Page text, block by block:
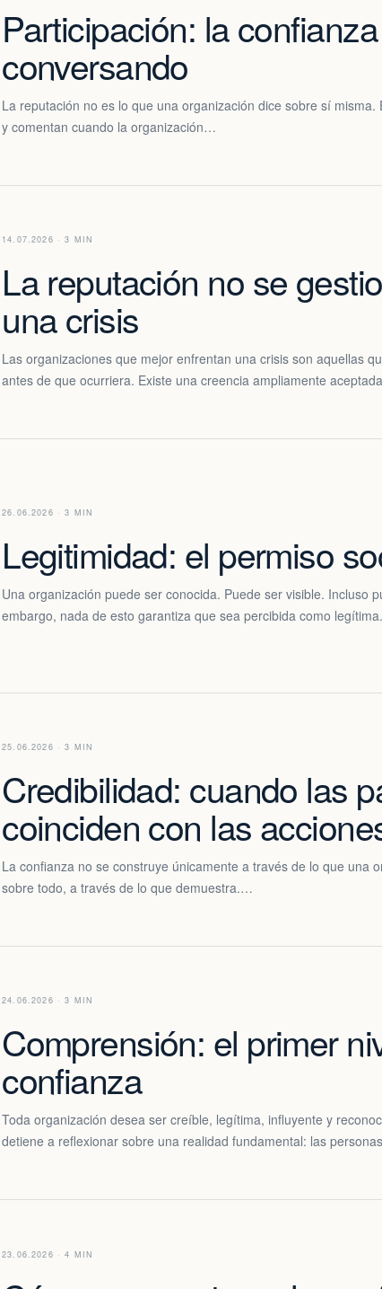
Participación: la
conversando
La reputación no es lo que una organización dice sobre sí
y comentan cuando la organización…
14.07.2026 · 3 MIN
La reputación no se
una crisis
Las organizaciones que mejor enfrentan una crisis son aquellas
antes de que ocurriera. Existe una creencia ampliamente
26.06.2026 · 3 MIN
Legitimidad: el permiso
Una organización puede ser conocida. Puede ser visible. Incluso
embargo, nada de esto garantiza que sea percibida como
25.06.2026 · 3 MIN
Credibilidad: cuando las
coinciden con las
La confianza no se construye únicamente a través de lo que una
sobre todo, a través de lo que demuestra.…
24.06.2026 · 3 MIN
Comprensión: el primer
confianza
Toda organización desea ser creíble, legítima, influyente y
detiene a reflexionar sobre una realidad fundamental: las
23.06.2026 · 4 MIN